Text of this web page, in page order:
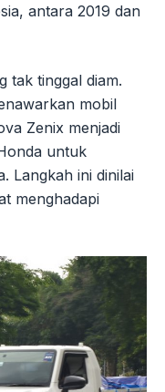
antara 2019 dan
tak tinggal diam.
mobil
Zenix menjadi
untuk
Langkah ini dinilai
menghadapi